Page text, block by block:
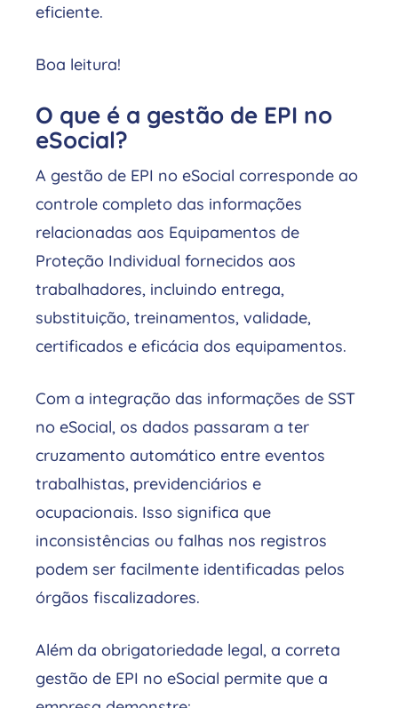
eficiente.
Boa leitura!
O que é a gestão de EPI no
eSocial?
A gestão de EPI no eSocial corresponde ao
controle completo das informações
relacionadas aos Equipamentos de
Proteção Individual fornecidos aos
trabalhadores, incluindo entrega,
substituição, treinamentos, validade,
certificados e eficácia dos equipamentos.
Com a integração das informações de SST
no eSocial, os dados passaram a ter
cruzamento automático entre eventos
trabalhistas, previdenciários e
ocupacionais. Isso significa que
inconsistências ou falhas nos registros
podem ser facilmente identificadas pelos
órgãos fiscalizadores.
Além da obrigatoriedade legal, a correta
gestão de EPI no eSocial permite que a